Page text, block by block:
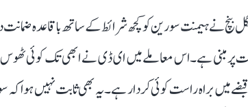
کی سنگل بنچ نے ہیمنت سورین کو کچھ شرائط کے ساتھ باقاعدہ
پر مبنی ہے۔ اس معاملے میں ای ڈی نے ابھی تک کوئی
8.86 ایکڑ زمین کے قبضے میں براہ راست کوئی کردار ہے۔ یہ بھی ثابت